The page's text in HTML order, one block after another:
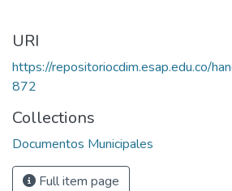
URI
https://repositoriocdim.esap.edu.co/
872
Collections
Documentos Municipales
Full item page